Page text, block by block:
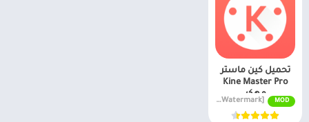
تحميل كين ماستر
Kine Master Pro
مهكر
MOD
APK v7.4.17.33440.GP [Premium Unlocked/Without Watermark]